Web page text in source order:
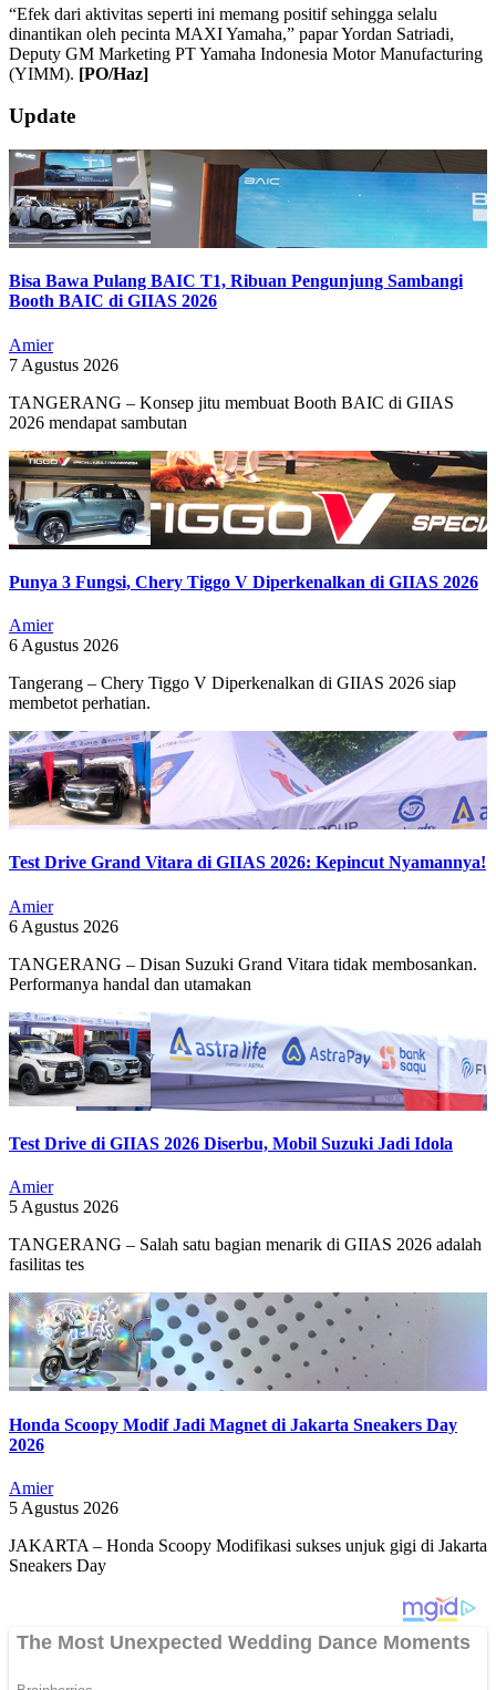
“Efek dari aktivitas seperti ini memang positif sehingga selalu
dinantikan oleh pecinta MAXI Yamaha,” papar Yordan Satriadi,
Deputy GM Marketing PT Yamaha Indonesia Motor Manufacturing
(YIMM). [PO/Haz]
2019-
07-
22
Update
Bisa Bawa Pulang BAIC T1, Ribuan Pengunjung Sambangi
Booth BAIC di GIIAS 2026
Amier
7 Agustus 2026
TANGERANG – Konsep jitu membuat Booth BAIC di GIIAS
2026 mendapat sambutan
Punya 3 Fungsi, Chery Tiggo V Diperkenalkan di GIIAS 2026
Amier
6 Agustus 2026
Tangerang – Chery Tiggo V Diperkenalkan di GIIAS 2026 siap
membetot perhatian.
Test Drive Grand Vitara di GIIAS 2026: Kepincut Nyamannya!
Amier
6 Agustus 2026
TANGERANG – Disan Suzuki Grand Vitara tidak membosankan.
Performanya handal dan utamakan
Test Drive di GIIAS 2026 Diserbu, Mobil Suzuki Jadi Idola
Amier
5 Agustus 2026
TANGERANG – Salah satu bagian menarik di GIIAS 2026 adalah
fasilitas tes
Honda Scoopy Modif Jadi Magnet di Jakarta Sneakers Day
2026
Amier
5 Agustus 2026
JAKARTA – Honda Scoopy Modifikasi sukses unjuk gigi di Jakarta
Sneakers Day